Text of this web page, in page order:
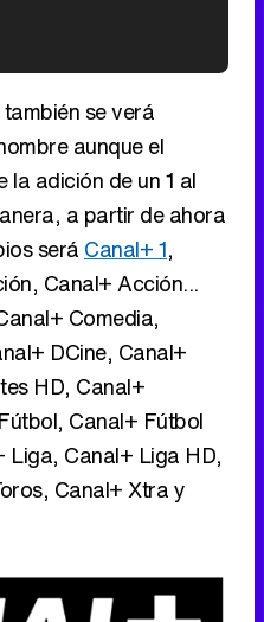
Tráiler de '33 días', la nueva serie de Atresplayer con Julián Villagrán y José Manuel Poga
se verá
aunque el
la adición de un 1 al
a partir de ahora
será Canal+ 1,
Canal+ Acción...
Comedia,
DCine, Canal+
HD, Canal+
Canal+ Fútbol
Liga, Canal+ Liga HD,
Canal+ Xtra y